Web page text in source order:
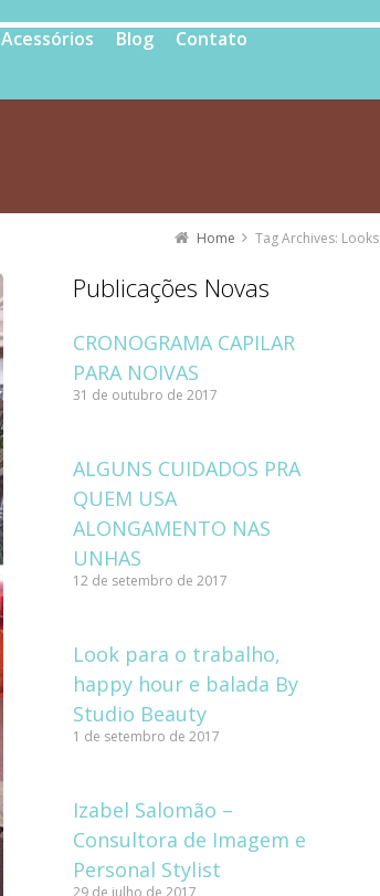
Acessórios Blog Contato
Home Tag Archives: Looks
Publicações Novas
CRONOGRAMA CAPILAR
PARA NOIVAS
31 de outubro de 2017
ALGUNS CUIDADOS PRA
QUEM USA
ALONGAMENTO NAS
UNHAS
12 de setembro de 2017
Look para o trabalho,
happy hour e balada By
Studio Beauty
1 de setembro de 2017
Izabel Salomão –
Consultora de Imagem e
Personal Stylist
29 de julho de 2017